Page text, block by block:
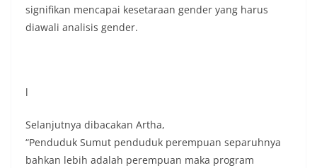
signifikan mencapai kesetaraan gender yang harus
diawali analisis gender.
l
Selanjutnya dibacakan Artha,
“Penduduk Sumut penduduk perempuan separuhnya
bahkan lebih adalah perempuan maka program